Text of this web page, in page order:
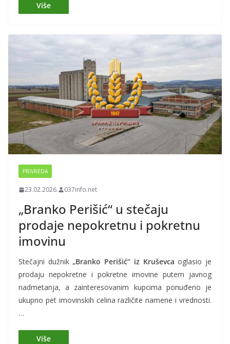
PRIVREDA
23.02.2026. 037info.net
„Branko Perišić“ u stečaju
prodaje nepokretnu i pokretnu
imovinu
Stečajni dužnik„Branko Perišić“ iz Kruševca oglasio je
prodaju nepokretne i pokretne imovine putem javnog
nadmetanja, a zainteresovanim kupcima ponuđeno je
ukupno pet imovinskih celina različite namene i vrednosti.
…